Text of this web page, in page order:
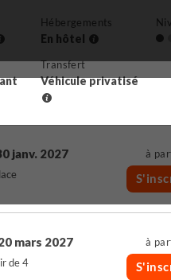
Hébergements
En hôtel
Transfert
Véhicule privatisé
janv. 2027 à
mars 2027
de 4
à